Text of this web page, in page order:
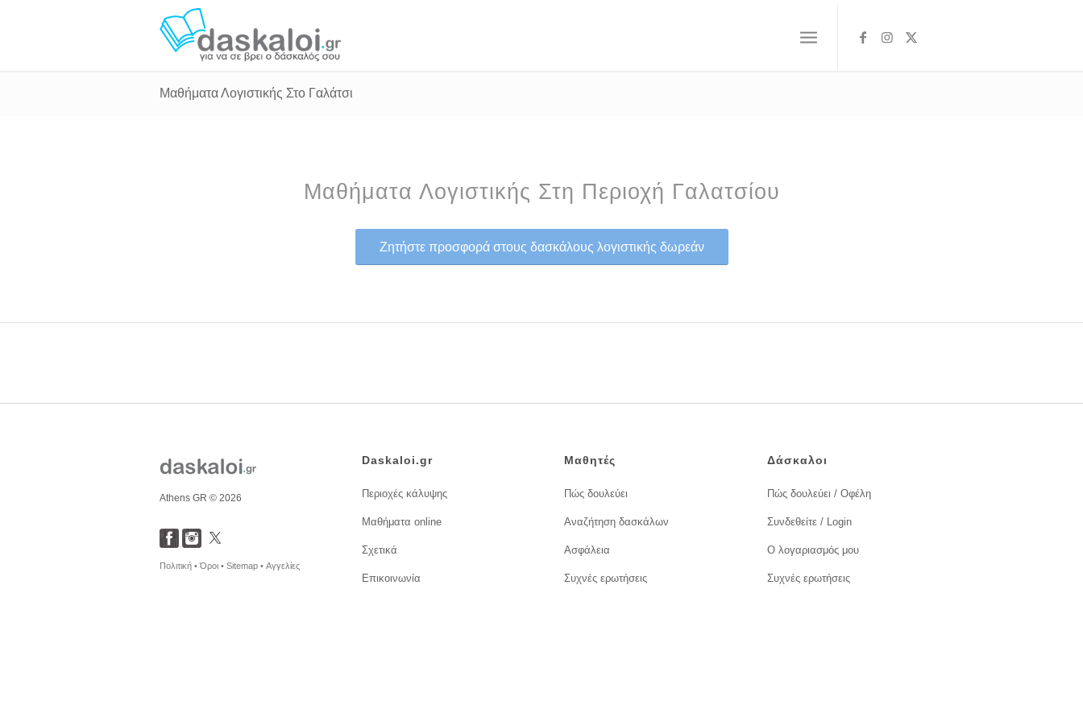
Μαθήματα Λογιστικής Στο Γαλάτσι
Μαθήματα Λογιστικής Στη Περιοχή Γαλατσίου
Ζητήστε προσφορά στους δασκάλους λογιστικής δωρεάν
Athens GR © 2026
Πολιτική •Όροι • Sitemap • Αγγελίες
Daskaloi.gr
Περιοχές κάλυψης
Μαθήματα online
Σχετικά
Επικοινωνία
Μαθητές
Πώς δουλεύει
Αναζήτηση δασκάλων
Ασφάλεια
Συχνές ερωτήσεις
Δάσκαλοι
Πώς δουλεύει / Οφέλη
Συνδεθείτε / Login
Ο λογαριασμός μου
Συχνές ερωτήσεις